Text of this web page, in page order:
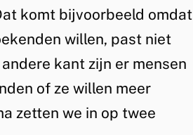
komt bijvoorbeeld omdat
willen, past niet
kant zijn er mensen
of ze willen meer
zetten we in op twee